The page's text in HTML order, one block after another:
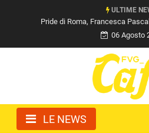
ULTIME
Pride di Roma, Francesca
06 Agosto
LE NEWS